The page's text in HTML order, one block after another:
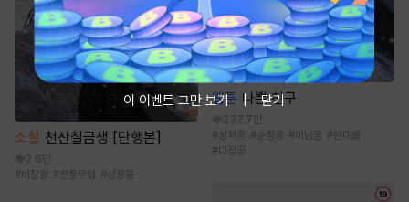
소설 천산칠금생 [단행본]
2.6만
#비장함 #전통무협 #성장물
웹툰 나쁜 친구
237.7만
#상처공 #순정공 #미남공 #현대물
#다정공
이 이벤트 그만 보기 닫기